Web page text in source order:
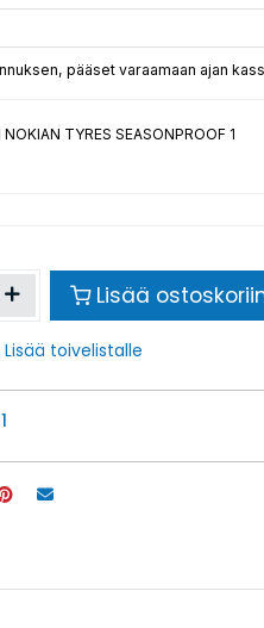
pääset varaamaan ajan
TYRES SEASONPROOF 1
Lisää
Lisää toivelistalle